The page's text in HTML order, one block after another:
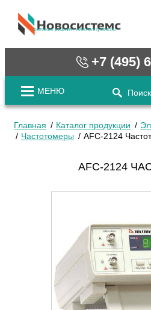
cистемные решения / www.novosystems.ru
+7 (495)
МЕНЮ Поиск
Главная Каталог продукции
Частотомеры
AFC-2124
AFC-2124